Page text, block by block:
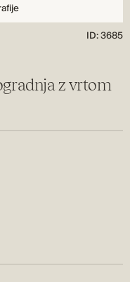
ID: 3685
z vrtom